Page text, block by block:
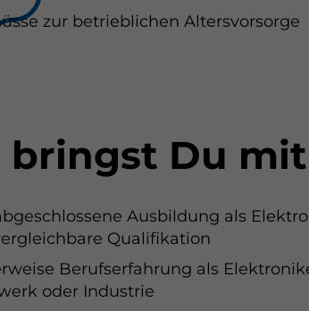
zur betrieblichen Altersvorsorge
bringst Du mit
Ausbildung als
Qualifikation
Berufserfahrung als
oder Industrie